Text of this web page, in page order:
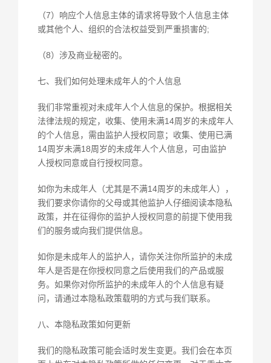
（7）响应个人信息主体的请求将导致个人信息主体
或其他个人、组织的合法权益受到严重损害的;
（8）涉及商业秘密的。
七、我们如何处理未成年人的个人信息
我们非常重视对未成年人个人信息的保护。根据相关
法律法规的规定，收集、使用未满14周岁的未成年人
的个人信息，需由监护人授权同意；收集、使用已满
14周岁未满18周岁的未成年人个人信息，可由监护
人授权同意或自行授权同意。
如你为未成年人（尤其是不满14周岁的未成年人），
我们要求你请你的父母或其他监护人仔细阅读本隐私
政策，并在征得你的监护人授权同意的前提下使用我
们的服务或向我们提供信息。
如你是未成年人的监护人，请你关注你所监护的未成
年人是否是在你授权同意之后使用我们的产品或服
务。如果你对你所监护的未成年人的个人信息有疑
问，请通过本隐私政策载明的方式与我们联系。
八、本隐私政策如何更新
我们的隐私政策可能会适时发生变更。我们会在本页